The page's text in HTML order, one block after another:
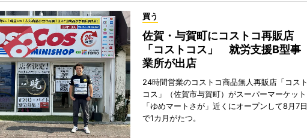
買う
佐賀・与賀町にコストコ再販店
「コストコス」 就労支援B型事
業所が出店
24時間営業のコストコ商品無人再販店「コスト
コス」（佐賀市与賀町）がスーパーマーケット
「ゆめマートさが」近くにオープンして8月7日
で1カ月がたつ。